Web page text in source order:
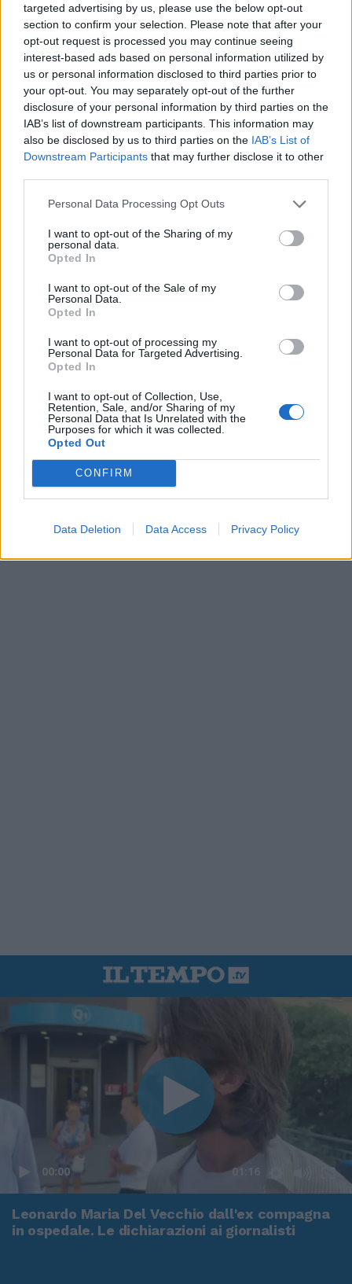
targeted advertising by us, please use the below opt-out
section to confirm your selection. Please note that after your
opt-out request is processed you may continue seeing
interest-based ads based on personal information utilized by
us or personal information disclosed to third parties prior to
your opt-out. You may separately opt-out of the further
disclosure of your personal information by third parties on the
IAB’s list of downstream participants. This information may
also be disclosed by us to third parties on the IAB’s List of
Downstream Participants that may further disclose it to other
Personal Data Processing Opt Outs
I want to opt-out of the Sharing of my
personal data.
Opted In
I want to opt-out of the Sale of my
Personal Data.
Opted In
I want to opt-out of processing my
Personal Data for Targeted Advertising.
Opted In
I want to opt-out of Collection, Use,
Retention, Sale, and/or Sharing of my
Personal Data that Is Unrelated with the
Purposes for which it was collected.
Opted Out
CONFIRM
Data Deletion Data Access Privacy Policy
In evidenza
00:00 01:16
Leonardo Maria Del Vecchio dall'ex compagna
in ospedale. Le dichiarazioni ai giornalisti